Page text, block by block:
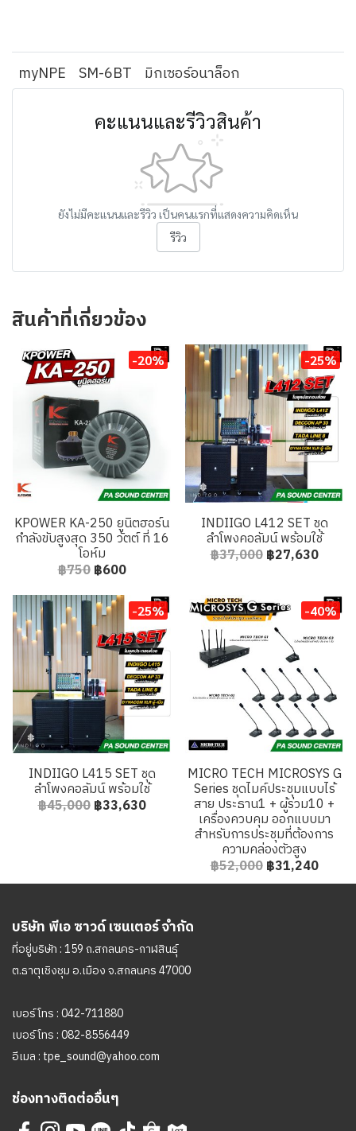
myNPE SM-6BT มิกเซอร์อนาล็อก
คะแนนและรีวิวสินค้า
ยังไม่มีคะแนนและรีวิว เป็นคนแรกที่แสดงความคิดเห็น
รีวิว
สินค้าที่เกี่ยวข้อง
-20%
KPOWER KA-250 ยูนิตฮอร์น
กำลังขับสูงสุด 350 วัตต์ ที่ 16
โอห์ม
฿750 ฿600
-25%
INDIIGO L412 SET ชุด
ลำโพงคอลัมน์ พร้อมใช้
฿37,000 ฿27,630
-25%
INDIIGO L415 SET ชุด
ลำโพงคอลัมน์ พร้อมใช้
฿45,000 ฿33,630
-40%
MICRO TECH MICROSYS G
Series ชุดไมค์ประชุมแบบไร้
สาย ประธาน1 + ผู้ร่วม10 +
เครื่องควบคุม ออกแบบมา
สำหรับการประชุมที่ต้องการ
ความคล่องตัวสูง
฿52,000 ฿31,240
บริษัท พีเอ ซาวด์ เซนเตอร์ จำกัด
ที่อยู่บริษัท : 159 ถ.สกลนคร-กาฬสินธุ์
ต.ธาตุเชิงชุม อ.เมือง จ.สกลนคร 47000
เบอร์โทร :042-711880
เบอร์โทร :082-8556449
อีเมล : tpe_sound@yahoo.com
ช่องทางติดต่ออื่นๆ